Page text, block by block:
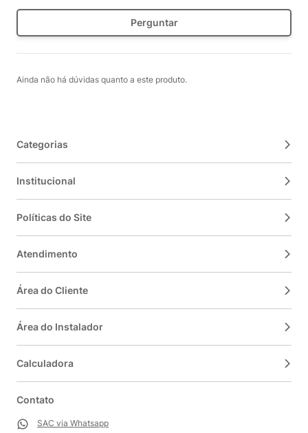
Perguntar
Ainda não há dúvidas quanto a este produto.
Categorias
Institucional
Políticas do Site
Atendimento
Área do Cliente
Área do Instalador
Calculadora
Contato
SAC via Whatsapp